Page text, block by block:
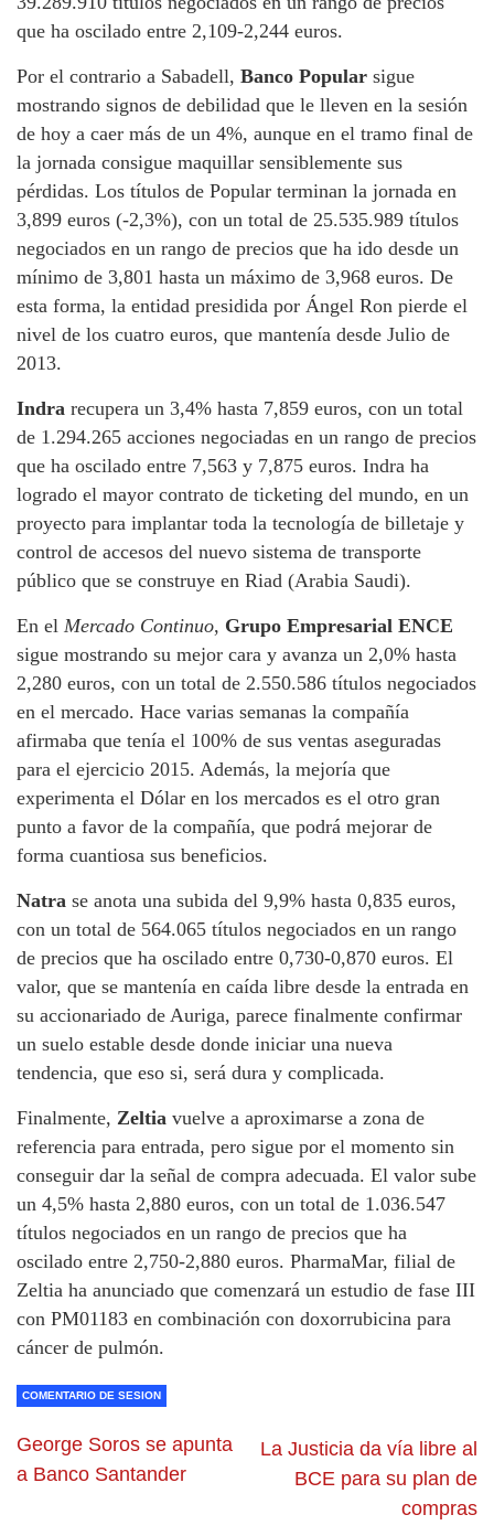
que ha oscilado entre 2,109-2,244 euros.
Por el contrario a Sabadell, Banco Popular sigue
mostrando signos de debilidad que le lleven en la sesión
de hoy a caer más de un 4%, aunque en el tramo final de
la jornada consigue maquillar sensiblemente sus
pérdidas. Los títulos de Popular terminan la jornada en
3,899 euros (-2,3%), con un total de 25.535.989 títulos
negociados en un rango de precios que ha ido desde un
mínimo de 3,801 hasta un máximo de 3,968 euros. De
esta forma, la entidad presidida por Ángel Ron pierde el
nivel de los cuatro euros, que mantenía desde Julio de
2013.
Indra recupera un 3,4% hasta 7,859 euros, con un total
de 1.294.265 acciones negociadas en un rango de precios
que ha oscilado entre 7,563 y 7,875 euros. Indra ha
logrado el mayor contrato de ticketing del mundo, en un
proyecto para implantar toda la tecnología de billetaje y
control de accesos del nuevo sistema de transporte
público que se construye en Riad (Arabia Saudi).
En el Mercado Continuo, Grupo Empresarial ENCE
sigue mostrando su mejor cara y avanza un 2,0% hasta
2,280 euros, con un total de 2.550.586 títulos negociados
en el mercado. Hace varias semanas la compañía
afirmaba que tenía el 100% de sus ventas aseguradas
para el ejercicio 2015. Además, la mejoría que
experimenta el Dólar en los mercados es el otro gran
punto a favor de la compañía, que podrá mejorar de
forma cuantiosa sus beneficios.
Natra se anota una subida del 9,9% hasta 0,835 euros,
con un total de 564.065 títulos negociados en un rango
de precios que ha oscilado entre 0,730-0,870 euros. El
valor, que se mantenía en caída libre desde la entrada en
su accionariado de Auriga, parece finalmente confirmar
un suelo estable desde donde iniciar una nueva
tendencia, que eso si, será dura y complicada.
Finalmente, Zeltia vuelve a aproximarse a zona de
referencia para entrada, pero sigue por el momento sin
conseguir dar la señal de compra adecuada. El valor sube
un 4,5% hasta 2,880 euros, con un total de 1.036.547
títulos negociados en un rango de precios que ha
oscilado entre 2,750-2,880 euros. PharmaMar, filial de
Zeltia ha anunciado que comenzará un estudio de fase III
con PM01183 en combinación con doxorrubicina para
cáncer de pulmón.
COMENTARIO DE SESION
George Soros se apunta
a Banco Santander
La Justicia da vía libre al
BCE para su plan de
compras